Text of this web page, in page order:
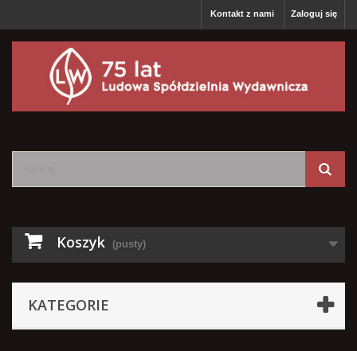
Zaloguj się
Kontakt z nami
Koszyk (pusty)
KATEGORIE